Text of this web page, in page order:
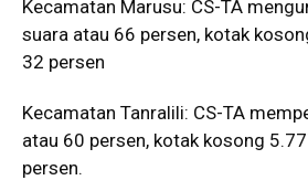
Kecamatan Marusu: CS-TA
suara atau 66 persen, kotak
32 persen
Kecamatan Tanralili: CS-TA
atau 60 persen, kotak kosong
persen.